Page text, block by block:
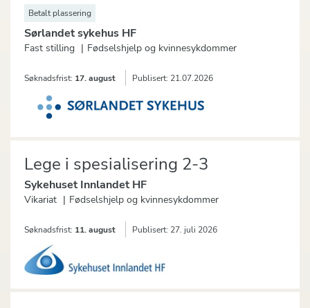
Betalt plassering
Sørlandet sykehus HF
Fast stilling Fødselshjelp og kvinnesykdommer
Søknadsfrist: 17. august Publisert: 21.07.2026
Lege i spesialisering 2-3
Sykehuset Innlandet HF
Vikariat Fødselshjelp og kvinnesykdommer
Søknadsfrist: 11. august Publisert: 27. juli 2026